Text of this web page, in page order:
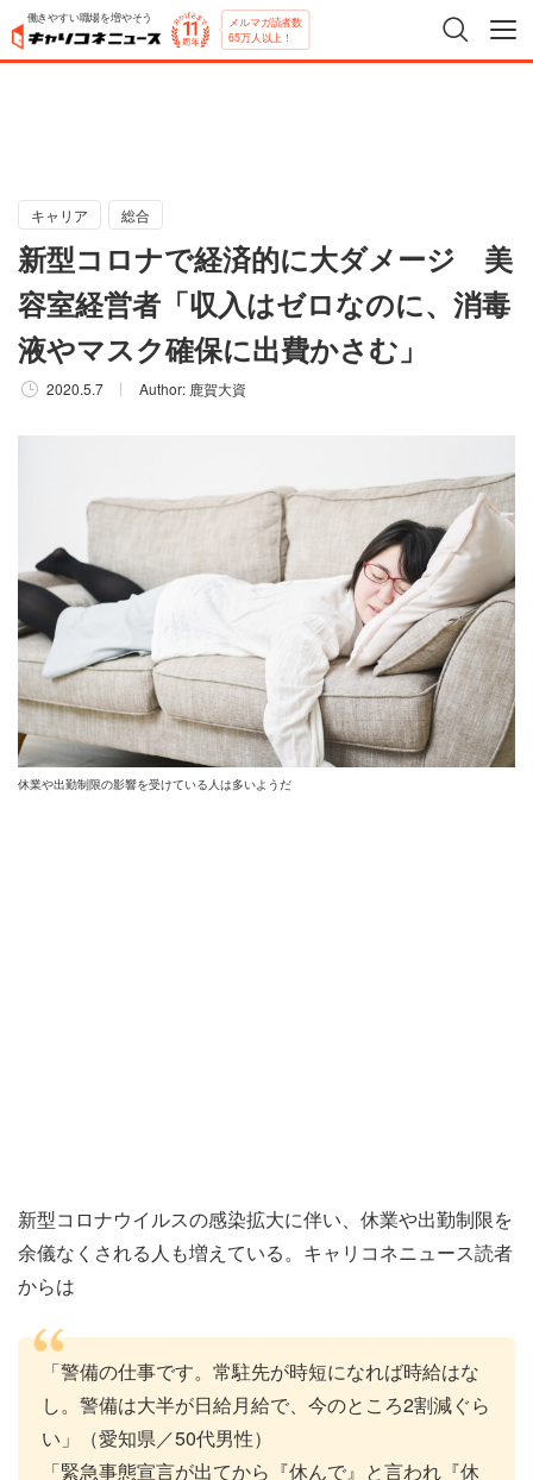
働きやすい職場を増やそう メルマガ読者数
65万人以上！
キャリア 総合
新型コロナで経済的に大ダメージ 美
容室経営者「収入はゼロなのに、消毒
液やマスク確保に出費かさむ」
2020.5.7 Author: 鹿賀大資
休業や出勤制限の影響を受けている人は多いようだ
新型コロナウイルスの感染拡大に伴い、休業や出勤制限を
余儀なくされる人も増えている。キャリコネニュース読者
からは
「警備の仕事です。常駐先が時短になれば時給はな
し。警備は大半が日給月給で、今のところ2割減ぐら
い」（愛知県／50代男性）
「緊急事態宣言が出てから『休んで』と言われ『休